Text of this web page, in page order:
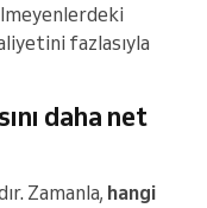
fazlasıyla
daha net
Zamanla, hangi